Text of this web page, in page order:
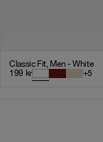
Classic Fit, Men - White
199 kr +5